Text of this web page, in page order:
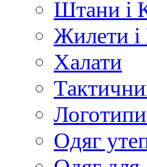
Штани і
Жилети і
Халати
Одяг